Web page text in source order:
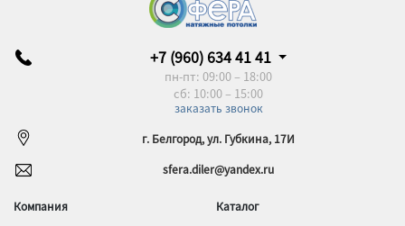
+7 (960) 634 41 41
пн-пт: 09:00 – 18:00
сб: 10:00 – 15:00
заказать звонок
г. Белгород, ул. Губкина, 17И
sfera.diler@yandex.ru
Компания
Каталог